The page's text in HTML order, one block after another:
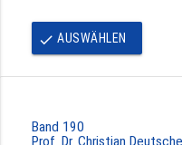
done AUSWÄHLEN
Band 190
Prof. Dr. Christian